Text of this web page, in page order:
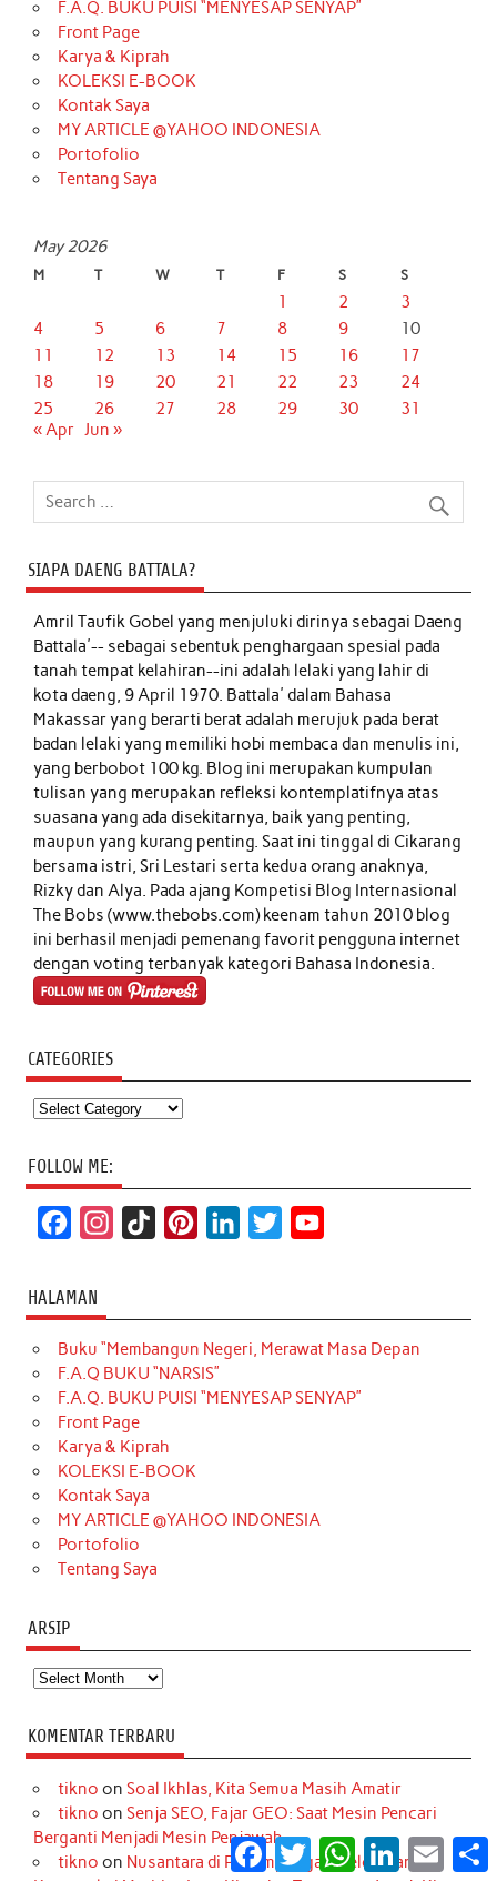
F.A.Q. BUKU PUISI “MENYESAP SENYAP”
Front Page
Karya & Kiprah
KOLEKSI E-BOOK
Kontak Saya
MY ARTICLE @YAHOO INDONESIA
Portofolio
Tentang Saya
May 2026
M T W T F S S
1 2
3
4
5 6 7 8 9
10
11
12 13 14 15 16
17
18
19 20 21 22 23
24
25
26 27 28 29 30
31
« Apr Jun »
SIAPA DAENG BATTALA?
Amril Taufik Gobelyang menjuluki dirinya sebagai Daeng
Battala'-- sebagai sebentuk penghargaan spesial pada
tanah tempat kelahiran--ini adalah lelaki yang lahir di
kota daeng, 9 April 1970. Battala' dalam Bahasa
Makassar yang berarti berat adalah merujuk pada berat
badan lelaki yang memiliki hobi membaca dan menulis ini,
yang berbobot 100 kg. Blog ini merupakan kumpulan
tulisan yang merupakan refleksi kontemplatifnya atas
suasana yang ada disekitarnya, baik yang penting,
maupun yang kurang penting. Saat ini tinggal di Cikarang
bersama istri, Sri Lestari serta kedua orang anaknya,
Rizky dan Alya. Pada ajang Kompetisi Blog Internasional
The Bobs (www.thebobs.com) keenam tahun 2010 blog
ini berhasil menjadi pemenang favorit pengguna internet
dengan voting terbanyak kategori Bahasa Indonesia.
CATEGORIES
Categories
FOLLOW ME:
c
e
b
o
o
k
t
a
g
r
a
m
T
o
k
t
e
r
k
e
d
t
t
e
T
u
b
HALAMAN
Buku “Membangun Negeri, Merawat Masa Depan
F.A.Q BUKU “NARSIS”
F.A.Q. BUKU PUISI “MENYESAP SENYAP”
Front Page
Karya & Kiprah
KOLEKSI E-BOOK
Kontak Saya
MY ARTICLE @YAHOO INDONESIA
Portofolio
Tentang Saya
ARSIP
Arsip
KOMENTAR TERBARU
tikno on Soal Ikhlas, Kita Semua Masih Amatir
tikno on Senja SEO, Fajar GEO: Saat Mesin Pencari
Berganti Menjadi Mesin Penjawab
tikno on Nusantara di Persimpangan Gelombang:
Facebook
Twitter WhatsApp
LinkedInEmail